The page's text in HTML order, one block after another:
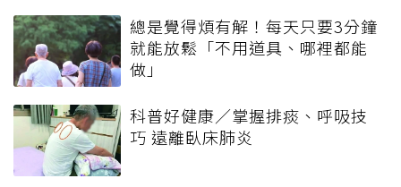
總是覺得煩有解！每天只要3分鐘
就能放鬆「不用道具、哪裡都能
做」
科普好健康／掌握排痰、呼吸技
巧 遠離臥床肺炎